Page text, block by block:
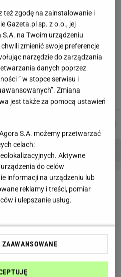
Skłodowska na banknocie?
interwencja polskiego ministra
Kulisy zmian w "halo tu polsat".
wypadła w badaniach"
ZNAK Z '30'
OKAZJE
też zgodę na zainstalowanie i
Gazeta.pl sp. z o.o., jej
na Twoim urządzeniu
zmienić swoje preferencje
narzędzie do zarządzania
danych poprzez
” w stopce serwisu i
Zmiana
jest także za pomocą ustawień
S.A. możemy przetwarzać
celach:
Aktywne
do celów
informacji na urządzeniu lub
reklamy i treści, pomiar
i ulepszanie usług.